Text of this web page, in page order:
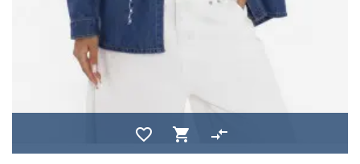
favorite_border shopping_cart compare_arrows